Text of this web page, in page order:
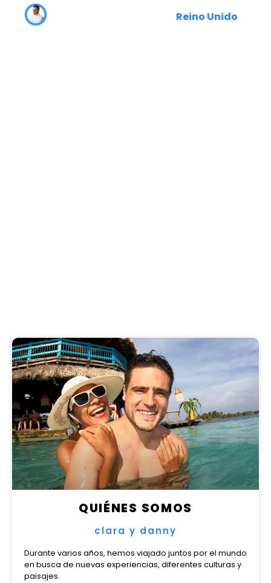
Reino Unido
QUIÉNES SOMOS
clara y danny
Durante varios años, hemos viajado juntos por el mundo
en busca de nuevas experiencias, diferentes culturas y
paisajes.